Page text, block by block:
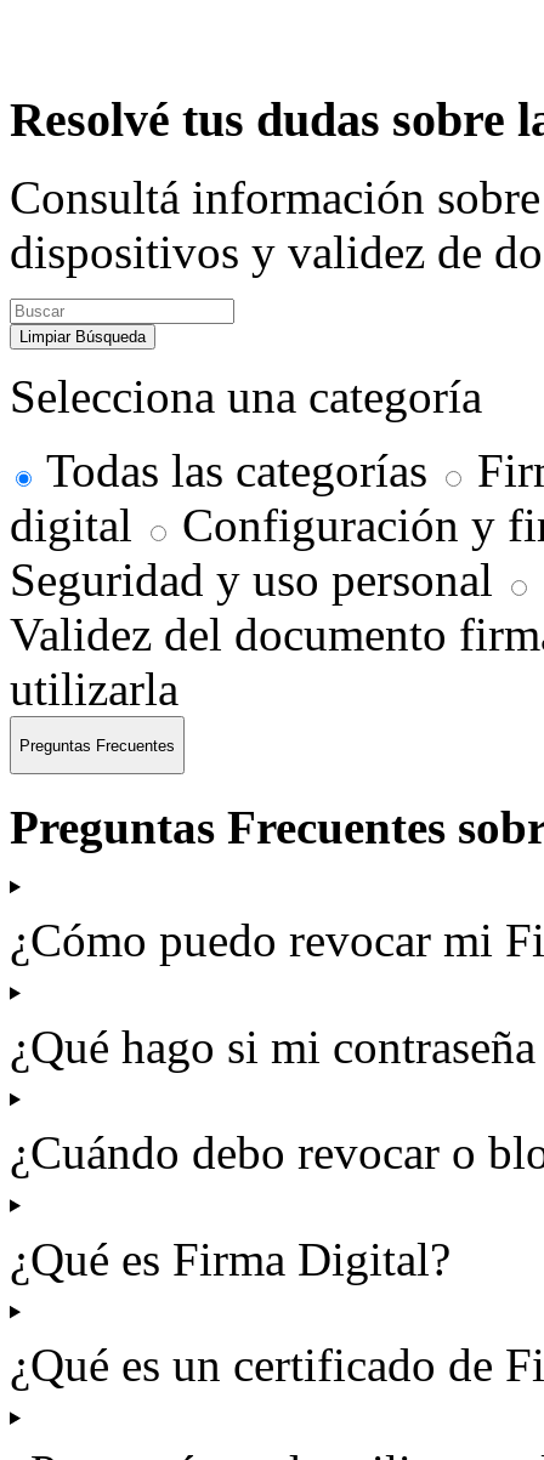
Resolvé tus dudas sobre
Consultá información
dispositivos y validez de
Limpiar Búsqueda
Selecciona una categoría
Todas las categorías
digital
Configuración y
Seguridad y uso personal
Validez del documento
utilizarla
Preguntas Frecuentes
Preguntas Frecuentes
¿Cómo puedo revocar mi
¿Qué hago si mi
¿Cuándo debo revocar o
¿Qué es Firma Digital?
¿Qué es un certificado de